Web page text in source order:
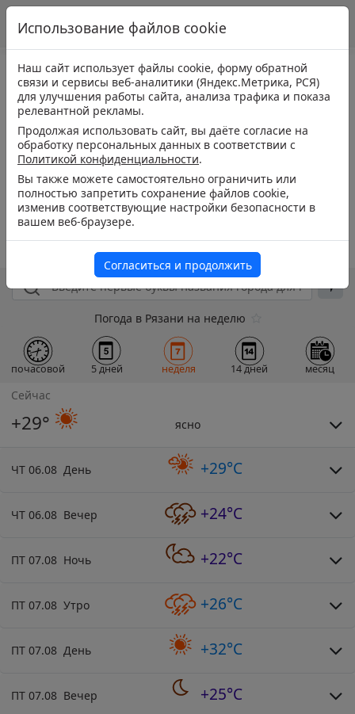
Погода в Рязани на неделю
почасовой 5 дней неделя 14 дней месяц
Сейчас
+29° ясно
ЧТ 06.08 День +29°C
ЧТ 06.08 Вечер +24°C
ПТ 07.08 Ночь +22°C
ПТ 07.08 Утро +26°C
ПТ 07.08 День +32°C
ПТ 07.08 Вечер +25°C
Использование файлов cookie
Наш сайт использует файлы cookie, форму обратной
связи и сервисы веб-аналитики (Яндекс.Метрика, РСЯ)
для улучшения работы сайта, анализа трафика и показа
релевантной рекламы.
Продолжая использовать сайт, вы даёте согласие на
обработку персональных данных в соответствии с
Политикой конфиденциальности.
Вы также можете самостоятельно ограничить или
полностью запретить сохранение файлов cookie,
изменив соответствующие настройки безопасности в
вашем веб-браузере.
Согласиться и продолжить